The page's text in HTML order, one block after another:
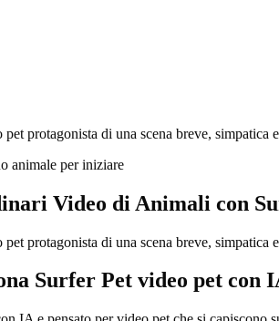
pet protagonista di una scena breve, simpatica
animale per iniziare
Video di Animali con
pet protagonista di una scena breve,
Surfer Pet video pet con